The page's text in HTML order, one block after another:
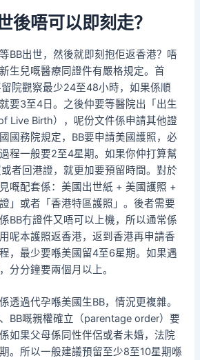
後唔可以即刻走？
BB出世，然後就即刻抱佢返香港？唔
生兒嘅醫療同證件有嚴格規定。首
院觀察最少24至48小時，如果係順
要3至4日。之後仲要等醫院出「出生
Live Birth），呢份文件係申請其他證
國務院規定，BB要申請美國護照，必
程一般要2至4星期。如果你仲打算幫
者回港證，就更加要預留時間。對於
嘅配套係：美國出世紙 + 美國護照 +
」或者「香港特區護照」。後者需要
BB冇證件又唔可以上機，所以通常係
呢本護照返香港，返到香港再申請香
，最少要喺美國留4至6星期。如果遇
分分鐘要兩個月以上。
透過代孕喺美國生BB，情況更複雜。
BB嘅親權確立（parentage order）要
如果父母係同性伴侶或者未婚，法院
。所以一般建議預留至少8至10星期喺